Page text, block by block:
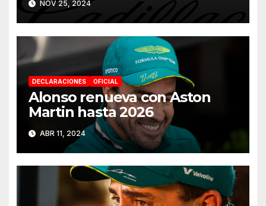
NOV 25, 2024
DECLARACIONES OFICIAL
Alonso renueva con Aston
Martin hasta 2026
ABR 11, 2024